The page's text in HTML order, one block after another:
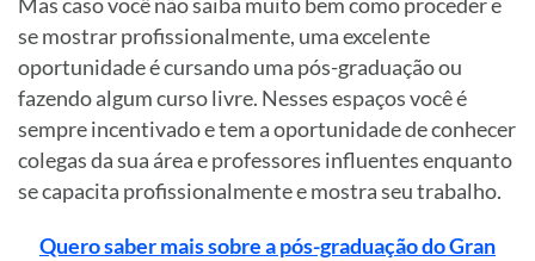
se mostrar profissionalmente, uma excelente
oportunidade é cursando uma pós-graduação ou
fazendo algum curso livre. Nesses espaços você é
sempre incentivado e tem a oportunidade de conhecer
colegas da sua área e professores influentes enquanto
se capacita profissionalmente e mostra seu trabalho.
Quero saber mais sobre a pós-graduação do Gran